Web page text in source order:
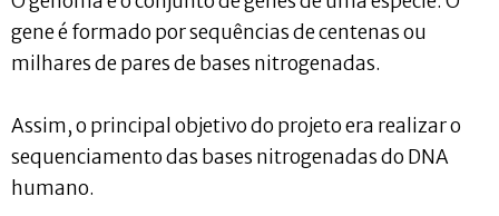
gene é formado por sequências de centenas ou
milhares de pares de bases nitrogenadas.
Assim, o principal objetivo do projeto era realizar o
sequenciamento das bases nitrogenadas do DNA
humano.